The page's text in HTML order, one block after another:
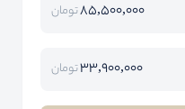
85,500,000تومان
33,900,000تومان